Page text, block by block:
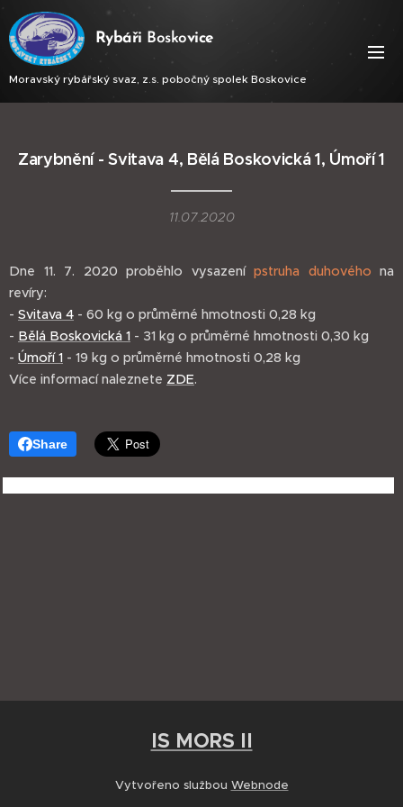
Rybáři Boskovice
Moravský rybářský svaz, z.s. pobočný spolek Boskovice
Zarybnění - Svitava 4, Bělá Boskovická 1, Úmoří 1
11.07.2020
Dne 11. 7. 2020 proběhlo vysazení pstruha duhového na
revíry:
- Svitava 4 - 60 kg o průměrné hmotnosti 0,28 kg
- Bělá Boskovická 1 - 31 kg o průměrné hmotnosti 0,30 kg
- Úmoří 1 - 19 kg o průměrné hmotnosti 0,28 kg
Více informací naleznete ZDE.
Share
IS MORS II
Vytvořeno službou Webnode